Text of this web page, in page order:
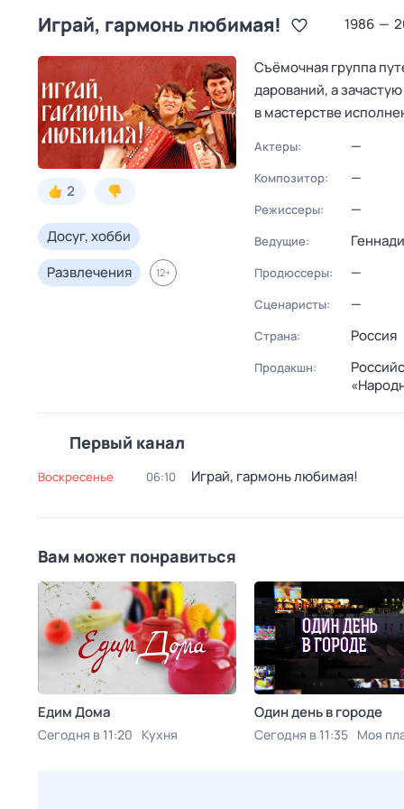
Играй, гармонь любимая! 1986 —
2
Досуг, хобби
Развлечения
12+
Съёмочная группа
дарований, а
в мастерстве
Актеры: —
Композитор: —
Режиссеры: —
Ведущие:
Продюссеры: —
Сценаристы: —
Страна: Россия
Продакшн:
Первый канал
воскресенье 06:10 Играй, гармонь любимая!
Вам может понравиться
Едим Дома
Сегодня в 11:20 Кухня
Один день в городе
Сегодня в 11:35 Моя